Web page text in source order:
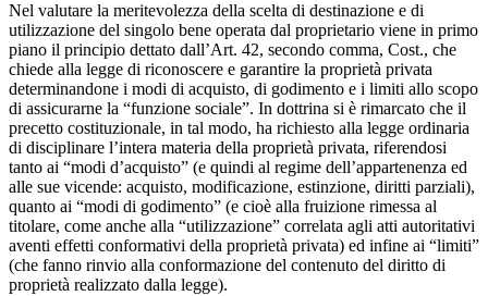
Nel valutare la meritevolezza della scelta di destinazione e di
utilizzazione del singolo bene operata dal proprietario viene in primo
piano il principio dettato dall’Art. 42, secondo comma, Cost., che
chiede alla legge di riconoscere e garantire la proprietà privata
determinandone i modi di acquisto, di godimento e i limiti allo scopo
di assicurarne la “funzione sociale”. In dottrina si è rimarcato che il
precetto costituzionale, in tal modo, ha richiesto alla legge ordinaria
di disciplinare l’intera materia della proprietà privata, riferendosi
tanto ai “modi d’acquisto” (e quindi al regime dell’appartenenza ed
alle sue vicende: acquisto, modificazione, estinzione, diritti parziali),
quanto ai “modi di godimento” (e cioè alla fruizione rimessa al
titolare, come anche alla “utilizzazione” correlata agli atti autoritativi
aventi effetti conformativi della proprietà privata) ed infine ai “limiti”
(che fanno rinvio alla conformazione del contenuto del diritto di
proprietà realizzato dalla legge).